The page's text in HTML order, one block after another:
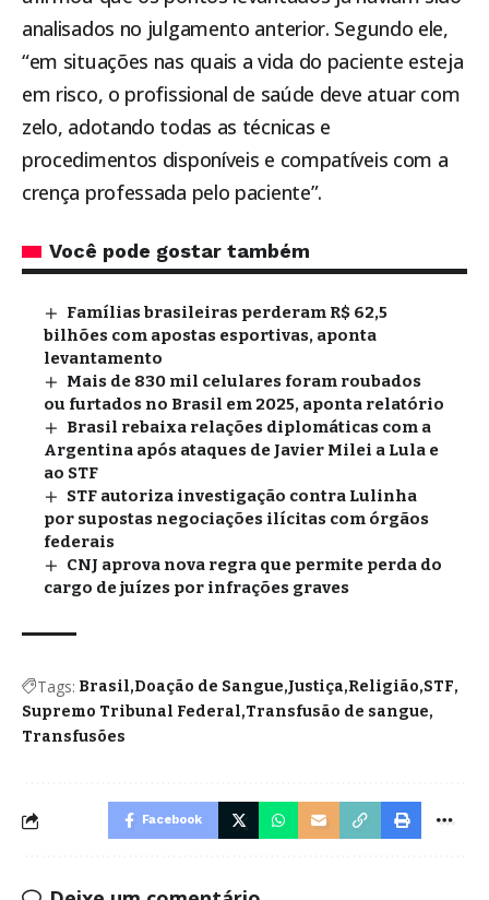
analisados no julgamento anterior. Segundo ele,
“em situações nas quais a vida do paciente esteja
em risco, o profissional de saúde deve atuar com
zelo, adotando todas as técnicas e
procedimentos disponíveis e compatíveis com a
crença professada pelo paciente”.
Você pode gostar também
Famílias brasileiras perderam R$ 62,5
bilhões com apostas esportivas, aponta
levantamento
Mais de 830 mil celulares foram roubados
ou furtados no Brasil em 2025, aponta relatório
Brasil rebaixa relações diplomáticas com a
Argentina após ataques de Javier Milei a Lula e
ao STF
STF autoriza investigação contra Lulinha
por supostas negociações ilícitas com órgãos
federais
CNJ aprova nova regra que permite perda do
cargo de juízes por infrações graves
Tags: Brasil Doação de Sangue Justiça Religião STF
Supremo Tribunal Federal Transfusão de sangue
Transfusões
Facebook